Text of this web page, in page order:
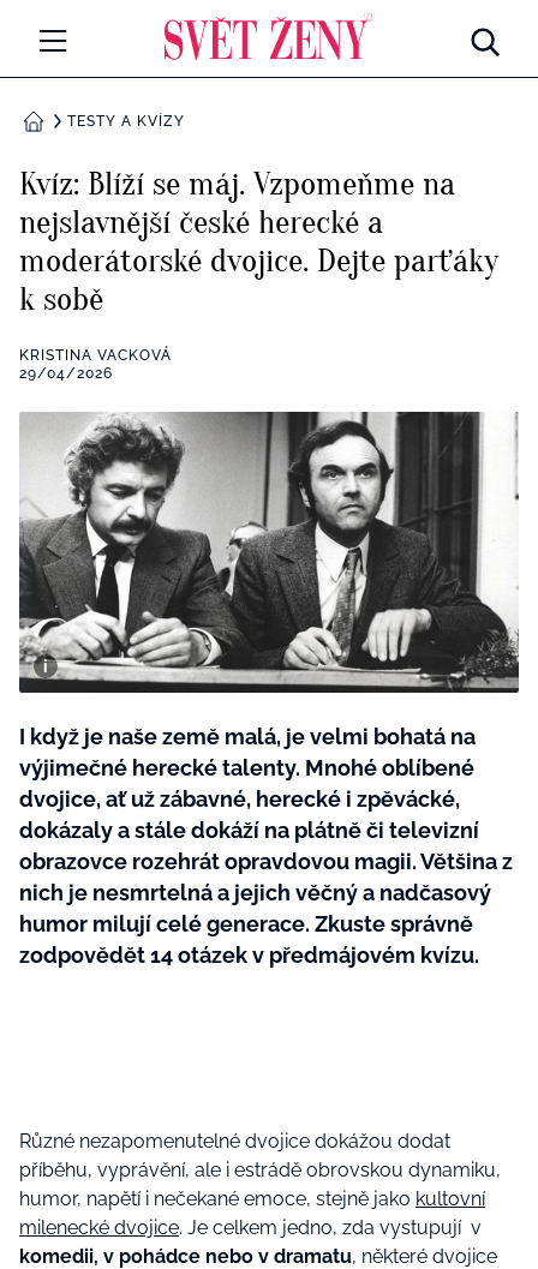
Všechny kategorie
Rozhovory
RETROHUBKY
PSYCHOLOGIE
Seberozvoj
ZDRAVÍ
Životní styl
ZÁBAVA
Všechny kategorie
Testy a kvízy
BYDLENÍ
Všechny kategorie
Tvoření
Rady a tipy
BurdaMedia
Extra
SVĚT ŽENY - 599 KČ
ROČNÍ PŘEDPLATNÉ SVĚT ŽENY +
SADA PRODUKTŮ MANA (10 ks)
DOMŮTESTY A KVÍZY
Kvíz: Blíží se máj. Vzpomeňme na
nejslavnější české herecké a
moderátorské dvojice. Dejte parťáky
k sobě
KRISTINA VACKOVÁ
29/04/2026
I když je naše země malá, je velmi bohatá na
výjimečné herecké talenty. Mnohé oblíbené
dvojice, ať už zábavné, herecké i zpěvácké,
dokázaly a stále dokáží na plátně či televizní
obrazovce rozehrát opravdovou magii. Většina z
nich je nesmrtelná a jejich věčný a nadčasový
humor milují celé generace. Zkuste správně
zodpovědět 14 otázek v předmájovém kvízu.
Různé nezapomenutelné dvojice dokážou dodat
příběhu, vyprávění, ale i estrádě obrovskou dynamiku,
humor, napětí i nečekané emoce, stejně jako kultovní
milenecké dvojice. Je celkem jedno, zda vystupují v
komedii, v pohádce nebo v dramatu, některé dvojice